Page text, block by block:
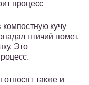
процесс
кучу
птичий помет,
Это
также и